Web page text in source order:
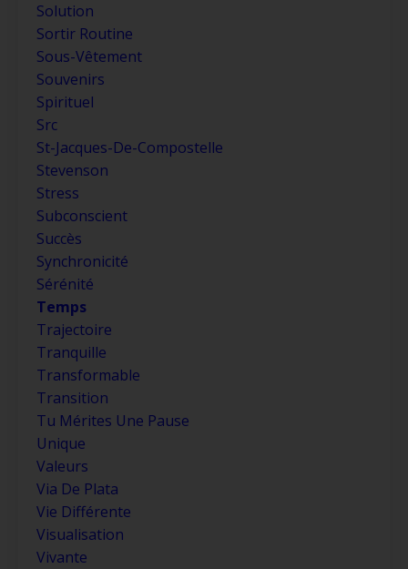
Solution
Sortir Routine
Sous-Vêtement
Souvenirs
Spirituel
Src
St-Jacques-De-Compostelle
Stevenson
Stress
Subconscient
Succès
Synchronicité
Sérénité
Temps
Trajectoire
Tranquille
Transformable
Transition
Tu Mérites Une Pause
Unique
Valeurs
Via De Plata
Vie Différente
Visualisation
Vivante